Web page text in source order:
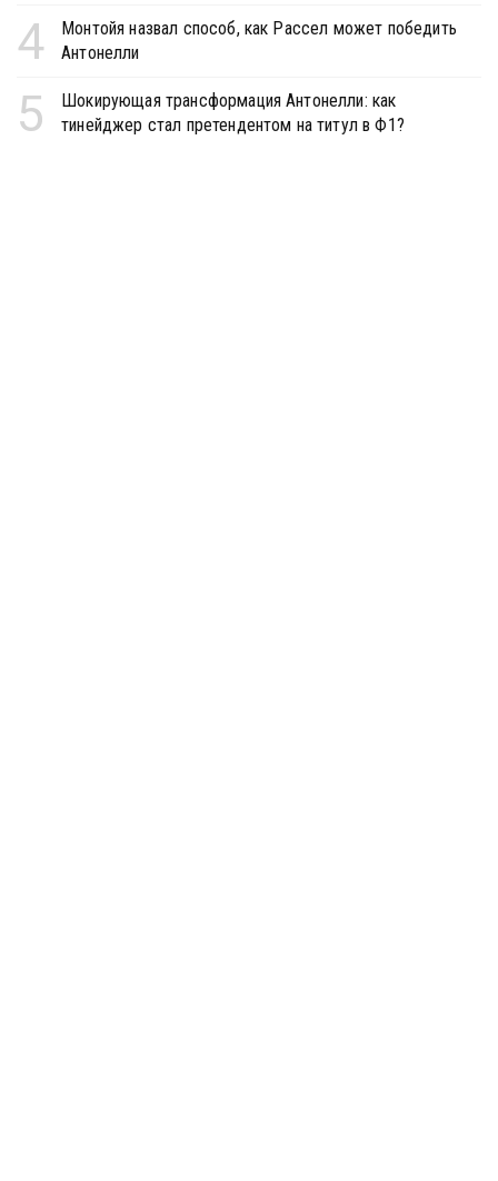
4
Монтойя назвал способ, как Рассел может победить
Антонелли
5
Шокирующая трансформация Антонелли: как
тинейджер стал претендентом на титул в Ф1?